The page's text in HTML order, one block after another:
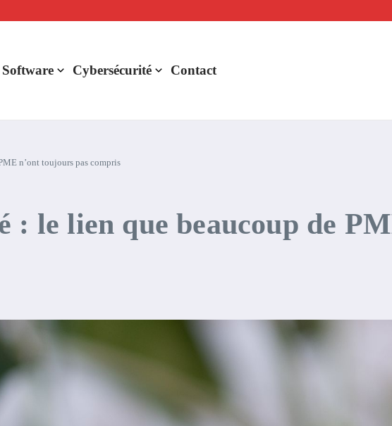
de rentabilité ?
Cybersécurité Contact
n’ont toujours pas compris
: le lien que beaucoup de